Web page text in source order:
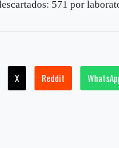
571 por
X Reddit